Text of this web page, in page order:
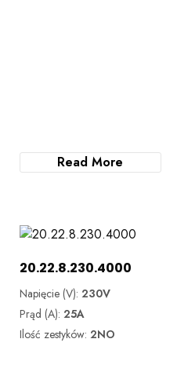
Read More
20.22.8.230.4000
Napięcie (V): 230V
Prąd (A): 25A
Ilość zestyków: 2NO